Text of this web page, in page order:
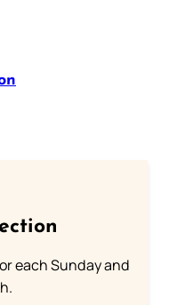
each Sunday and